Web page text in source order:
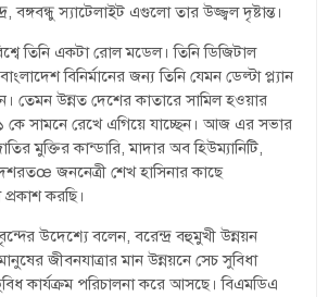
বঙ্গবন্ধু স্যাটেলাইট এগুলো তার উজ্জ্বল দৃষ্টান্ত।
তিনি একটা রোল মডেল। তিনি ডিজিটাল
বিনির্মানের জন্য তিনি যেমন ডেল্টা প্ল্যান
তেমন উন্নত দেশের কাতারে সামিল হওয়ার
কে সামনে রেখে এগিয়ে যাচ্ছেন। আজ এর সভার
মুক্তির কান্ডারি, মাদার অব হিউম্যানিটি,
জননেত্রী শেখ হাসিনার কাছে
করছি।
উদেশ্যে বলেন, বরেন্দ্র বহুমুখী উন্নয়ন
জীবনযাত্রার মান উন্নয়নে সেচ সুবিধা
কার্যক্রম পরিচালনা করে আসছে। বিএমডিএ